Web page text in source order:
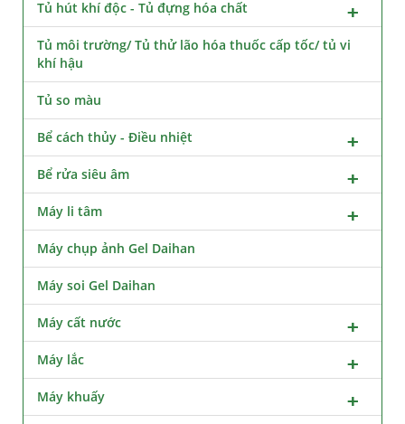
Tủ hút khí độc - Tủ đựng hóa chất
Tủ môi trường/ Tủ thử lão hóa thuốc cấp tốc/ tủ vi
khí hậu
Tủ so màu
Bể cách thủy - Điều nhiệt
Bể rửa siêu âm
Máy li tâm
Máy chụp ảnh Gel Daihan
Máy soi Gel Daihan
Máy cất nước
Máy lắc
Máy khuấy